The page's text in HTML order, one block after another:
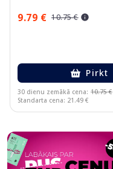
9.79 € 10.75 €
Pirkt
30 dienu zemākā cena: 10.75 €
Standarta cena: 21.49 €